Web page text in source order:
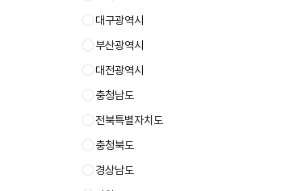
대구광역시
부산광역시
대전광역시
충청남도
전북특별자치도
충청북도
경상남도